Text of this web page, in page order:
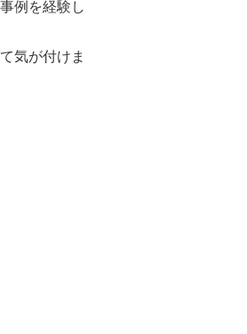
例を経験し
気が付けま